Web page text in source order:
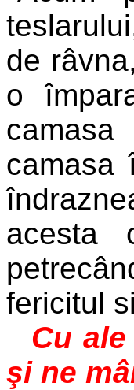
de
o
camasa
acesta
fericitul
Cu
şi ne